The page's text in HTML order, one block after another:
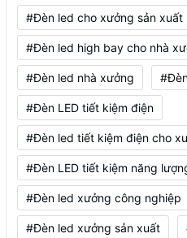
#Đèn led cho xưởng sản xuất
#Đèn led high bay cho nhà
#Đèn led nhà xưởng
#Đèn LED tiết kiệm điện
#Đèn led tiết kiệm điện cho
#Đèn LED tiết kiệm năng
#Đèn led xưởng công nghiệp
#Đèn led xưởng sản xuất